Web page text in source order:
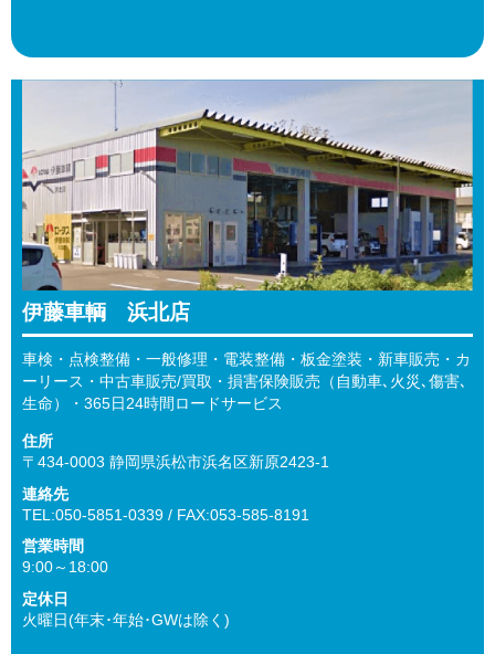
伊藤車輌 浜北店
車検・点検整備・一般修理・電装整備・板金塗装・新車販売・カ
ーリース・中古車販売/買取・損害保険販売（自動車､火災､傷害､
生命）・365日24時間ロードサービス
住所
〒434-0003 静岡県浜松市浜名区新原2423-1
連絡先
TEL:050-5851-0339 / FAX:053-585-8191
営業時間
9:00～18:00
定休日
火曜日(年末･年始･GWは除く)